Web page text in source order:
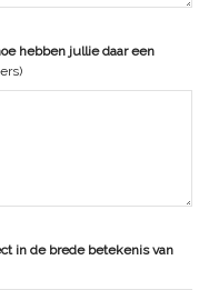
hebben jullie daar een
in de brede betekenis van